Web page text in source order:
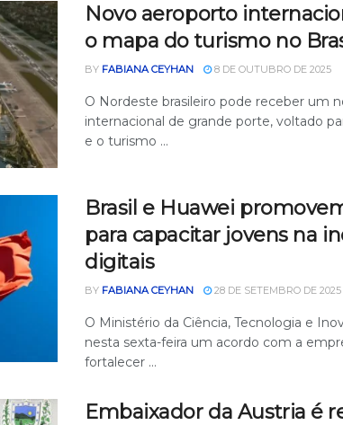
Novo aeroporto
o mapa do turismo no
BY FABIANA CEYHAN 8 DE OUTUBRO DE 2025
O Nordeste brasileiro pode receber um
internacional de grande porte, voltado
e o turismo ...
Brasil e Huawei
para capacitar jovens na
digitais
BY FABIANA CEYHAN 28 DE SETEMBRO DE 2025
O Ministério da Ciência, Tecnologia e
nesta sexta-feira um acordo com a
fortalecer ...
Embaixador da Austria é